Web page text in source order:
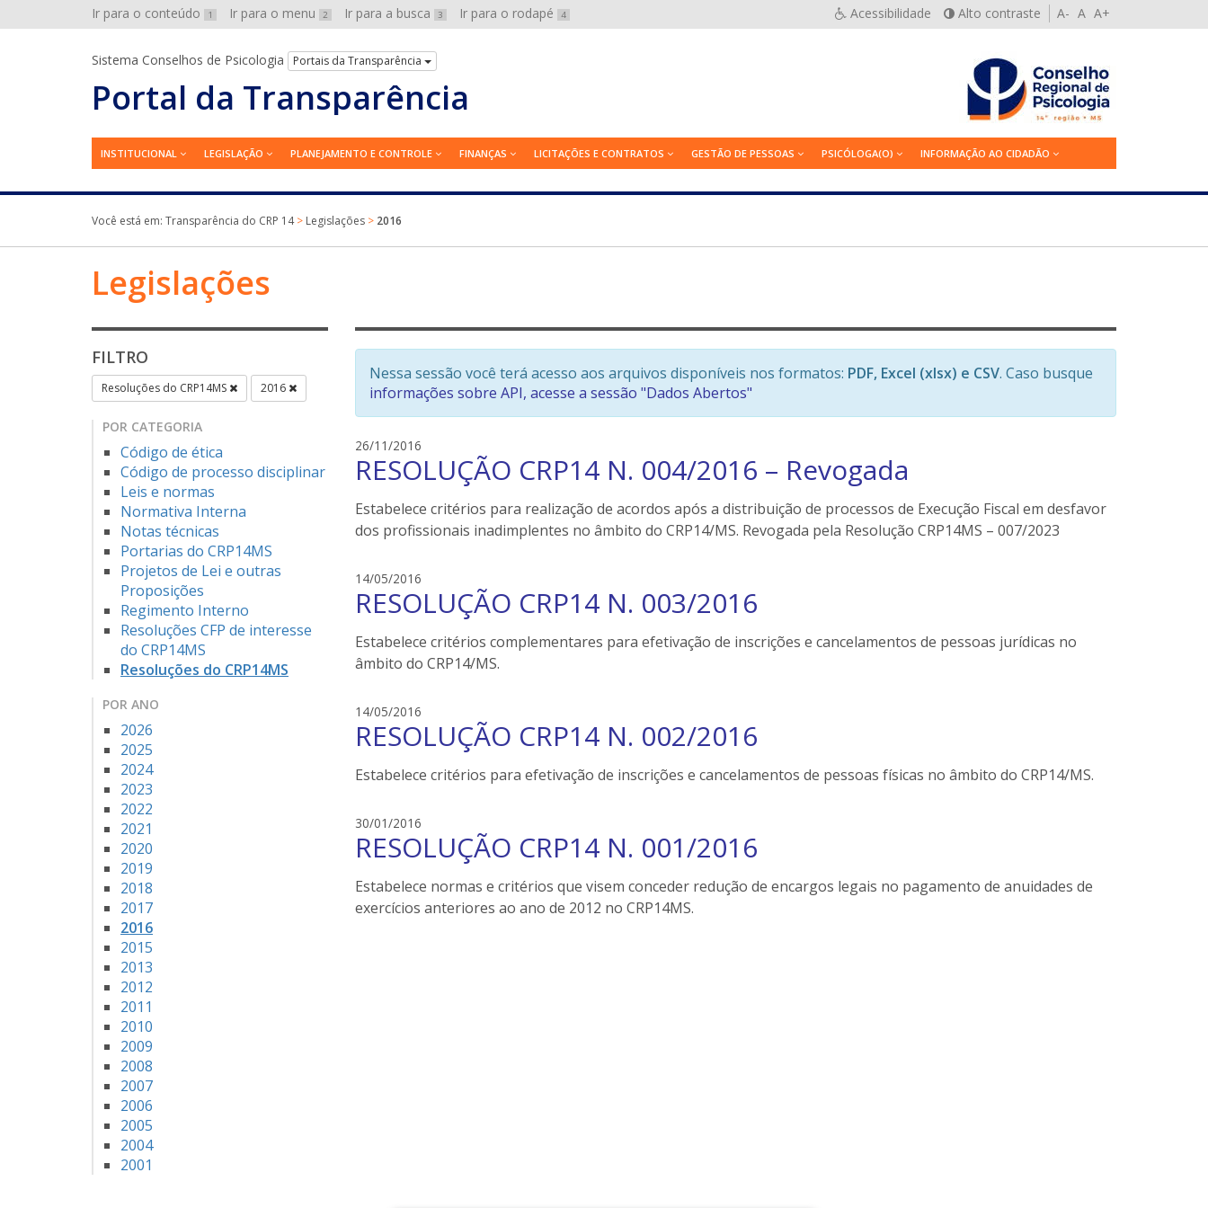
Ir para o conteúdo 1 Ir para o menu 2 Ir para a busca 3 Ir para o rodapé 4 Acessibilidade Alto contraste A- A A+
Sistema Conselhos de Psicologia Portais da Transparência
Portal da Transparência
INSTITUCIONAL LEGISLAÇÃO PLANEJAMENTO E CONTROLE FINANÇAS LICITAÇÕES E CONTRATOS GESTÃO DE PESSOAS PSICÓLOGA(O) INFORMAÇÃO AO CIDADÃO
Você está em: Transparência do CRP 14> Legislações > 2016
Legislações
FILTRO
Resoluções do CRP14MS 2016
POR CATEGORIA
Código de ética
Código de processo disciplinar
Leis e normas
Normativa Interna
Notas técnicas
Portarias do CRP14MS
Projetos de Lei e outras
Proposições
Regimento Interno
Resoluções CFP de interesse
do CRP14MS
Resoluções do CRP14MS
POR ANO
2026
2025
2024
2023
2022
2021
2020
2019
2018
2017
2016
2015
2013
2012
2011
2010
2009
2008
2007
2006
2005
2004
2001
Nessa sessão você terá acesso aos arquivos disponíveis nos formatos: PDF, Excel (xlsx) e CSV. Caso busque
informações sobre API, acesse a sessão "Dados Abertos"
26/11/2016e
d
s
o
n
l
e
s
RESOLUÇÃO CRP14 N. 004/2016 – Revogada
Estabelece critérios para realização de acordos após a distribuição de processos de Execução Fiscal em desfavor
dos profissionais inadimplentes no âmbito do CRP14/MS. Revogada pela Resolução CRP14MS – 007/2023
14/05/2016e
d
s
o
n
l
e
s
RESOLUÇÃO CRP14 N. 003/2016
Estabelece critérios complementares para efetivação de inscrições e cancelamentos de pessoas jurídicas no
âmbito do CRP14/MS.
14/05/2016e
d
s
o
i
l
r
s
RESOLUÇÃO CRP14 N. 002/2016
Estabelece critérios para efetivação de inscrições e cancelamentos de pessoas físicas no âmbito do CRP14/MS.
30/01/2016e
d
s
o
n
RESOLUÇÃO CRP14 N. 001/2016
Estabelece normas e critérios que visem conceder redução de encargos legais no pagamento de anuidades de
exercícios anteriores ao ano de 2012 no CRP14MS.